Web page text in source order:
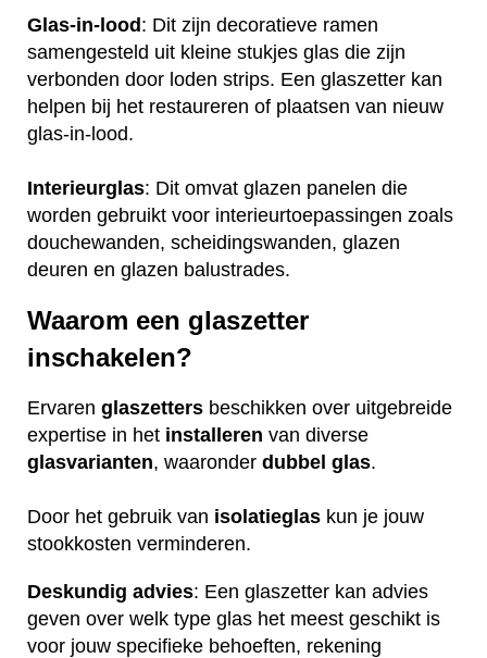
Glas-in-lood : Dit zijn decoratieve ramen
samengesteld uit kleine stukjes glas die zijn
verbonden door loden strips. Een glaszetter kan
helpen bij het restaureren of plaatsen van nieuw
glas-in-lood.
Interieurglas: Dit omvat glazen panelen die
worden gebruikt voor interieurtoepassingen zoals
douchewanden, scheidingswanden, glazen
deuren en glazen balustrades.
Waarom een glaszetter
inschakelen?
Ervaren glaszetters beschikken over uitgebreide
expertise in het installeren van diverse
glasvarianten, waaronder dubbel glas.
Door het gebruik van isolatieglas kun je jouw
stookkosten verminderen.
Deskundig advies: Een glaszetter kan advies
geven over welk type glas het meest geschikt is
voor jouw specifieke behoeften, rekening